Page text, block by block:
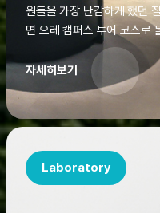
원들을 가장 난감하게 했던
면 으레 캠퍼스 투어 코스로
것’이 없었다. 학교 탐방을
문하러 온 학부모도 빈손으
을 달래줄 공간이 ‘유니크 스
STORE)’라는 이름으로 지난
자세히보기
Laboratory